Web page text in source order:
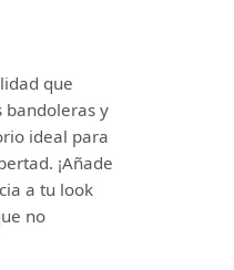
que
bandoleras y
ideal para
¡Añade
a tu look
no